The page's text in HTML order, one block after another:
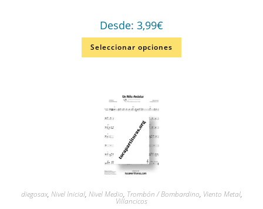
Desde: 3,99€
Seleccionar opciones
diegosax, Nivel Inicial, Nivel Medio, Trombón / Bombardino, Viento Metal,
Villancicos